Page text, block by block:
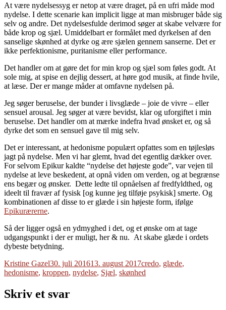
At være nydelsessyg er netop at være draget, på en ufri måde mod
nydelse. I dette scenarie kan implicit ligge at man misbruger både sig
selv og andre. Det nydelsesfulde derimod søger at skabe velvære for
både krop og sjæl. Umiddelbart er formålet med dyrkelsen af den
sanselige skønhed at dyrke og ære sjælen gennem sanserne. Det er
ikke perfektionisme, puritanisme eller performance.
Det handler om at gøre det for min krop og sjæl som føles godt. At
sole mig, at spise en dejlig dessert, at høre god musik, at finde hvile,
at læse. Der er mange måder at omfavne nydelsen på.
Jeg søger beruselse, der bunder i livsglæde – joie de vivre – eller
sensuel arousal. Jeg søger at være bevidst, klar og uforgiftet i min
beruselse. Det handler om at mærke indefra hvad ønsket er, og så
dyrke det som en sensuel gave til mig selv.
Det er interessant, at hedonisme populært opfattes som en tøjlesløs
jagt på nydelse. Men vi har glemt, hvad det egentlig dækker over.
For selvom Epikur kaldte “nydelse det højeste gode”, var vejen til
nydelse at leve beskedent, at opnå viden om verden, og at begrænse
ens begær og ønsker. Dette ledte til opnåelsen af fredfyldthed, og
ideelt til fravær af fysisk [og kunne jeg tilføje psykisk] smerte. Og
kombinationen af disse to er glæde i sin højeste form, ifølge
Epikurærerne.
Så der ligger også en ydmyghed i det, og et ønske om at tage
udgangspunkt i der er muligt, her & nu. At skabe glæde i ordets
dybeste betydning.
Forfatter
Kristine GazelUdgivet
30. juli 201613. august 2017Tags
credo, glæde,
hedonisme, kroppen, nydelse, Sjæl, skønhed
Skriv et svar